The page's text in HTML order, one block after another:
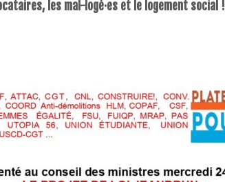
les mal-logé·es et le logement social !